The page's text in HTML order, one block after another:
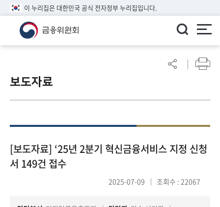
이 누리집은 대한민국 공식 전자정부 누리집입니다.
린
이알
참
여
마
보도자료
[보도자료] ‘25년 2분기 혁신금융서비스 지정 신청
서 149건 접수
2025-07-09 조회수 : 22067